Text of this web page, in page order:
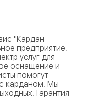
"Кардан
предприятие,
услуг для
оснащение и
помогут
карданом. Мы
Гарантия